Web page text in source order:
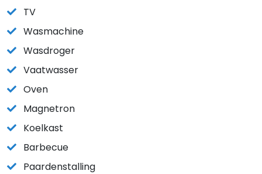
TV
Wasmachine
Wasdroger
Vaatwasser
Oven
Magnetron
Koelkast
Barbecue
Paardenstalling